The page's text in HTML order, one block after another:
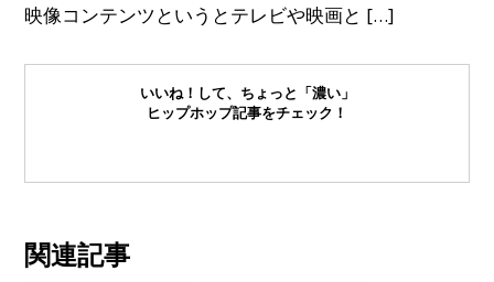
映像コンテンツというとテレビや映画と […]
いいね！して、ちょっと「濃い」
ヒップホップ記事をチェック！
関連記事